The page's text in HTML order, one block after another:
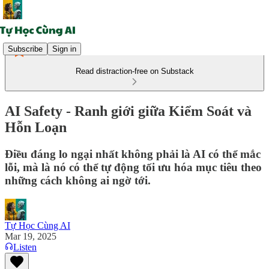
Subscribe Sign in
Read distraction-free on Substack
AI Safety - Ranh giới giữa Kiểm Soát và
Hỗn Loạn
Điều đáng lo ngại nhất không phải là AI có thể mắc
lỗi, mà là nó có thể tự động tối ưu hóa mục tiêu theo
những cách không ai ngờ tới.
Tự Học Cùng AI
Mar 19, 2025
Listen